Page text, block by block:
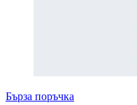
Бърза поръчка